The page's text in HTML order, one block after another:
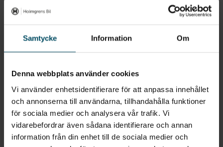
Samtycke Information Om
Denna webbplats använder cookies
Vi använder enhetsidentifierare för att anpassa innehållet
och annonserna till användarna, tillhandahålla funktioner
för sociala medier och analysera vår trafik. Vi
vidarebefordrar även sådana identifierare och annan
information från din enhet till de sociala medier och
Köp sommardäck online!
Köp sommardäck online eller hos vår däckverkstad. Vid
köp av fyra kompletta sommarhjul bjuder vi på en
säsong förvaring.